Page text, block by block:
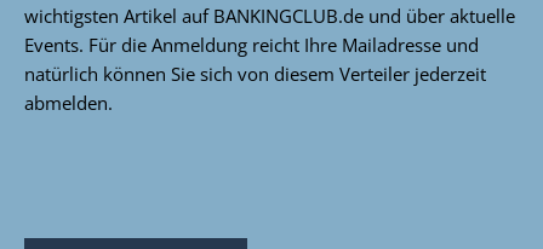
wichtigsten Artikel auf BANKINGCLUB.de und über aktuelle
Events. Für die Anmeldung reicht Ihre Mailadresse und
natürlich können Sie sich von diesem Verteiler jederzeit
abmelden.